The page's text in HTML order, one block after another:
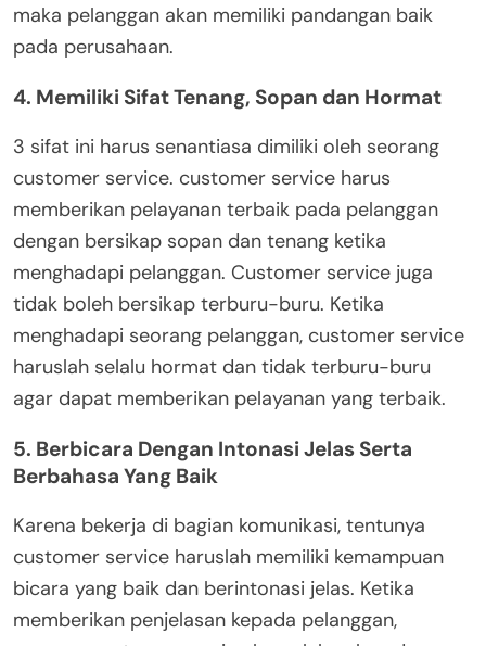
maka pelanggan akan memiliki pandangan baik
pada perusahaan.
4. Memiliki Sifat Tenang, Sopan dan Hormat
3 sifat ini harus senantiasa dimiliki oleh seorang
customer service. customer service harus
memberikan pelayanan terbaik pada pelanggan
dengan bersikap sopan dan tenang ketika
menghadapi pelanggan. Customer service juga
tidak boleh bersikap terburu-buru. Ketika
menghadapi seorang pelanggan, customer service
haruslah selalu hormat dan tidak terburu-buru
agar dapat memberikan pelayanan yang terbaik.
5. Berbicara Dengan Intonasi Jelas Serta
Berbahasa Yang Baik
Karena bekerja di bagian komunikasi, tentunya
customer service haruslah memiliki kemampuan
bicara yang baik dan berintonasi jelas. Ketika
memberikan penjelasan kepada pelanggan,